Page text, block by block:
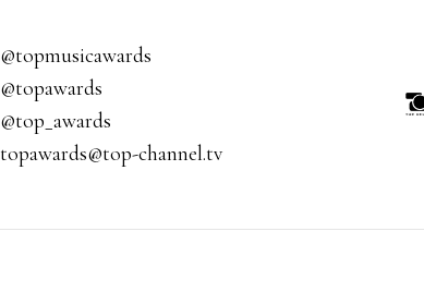
@topmusicawards
@topawards
@top_awards
topawards@top-channel.tv